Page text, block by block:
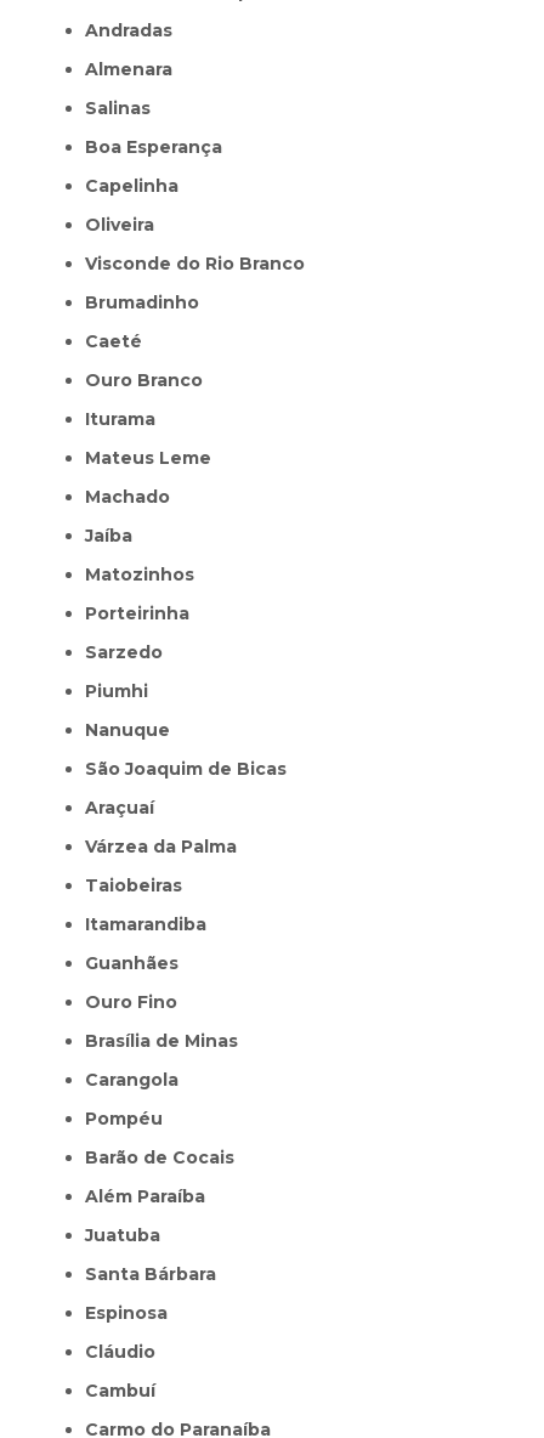
Andradas
Almenara
Salinas
Boa Esperança
Capelinha
Oliveira
Visconde do Rio Branco
Brumadinho
Caeté
Ouro Branco
Iturama
Mateus Leme
Machado
Jaíba
Matozinhos
Porteirinha
Sarzedo
Piumhi
Nanuque
São Joaquim de Bicas
Araçuaí
Várzea da Palma
Taiobeiras
Itamarandiba
Guanhães
Ouro Fino
Brasília de Minas
Carangola
Pompéu
Barão de Cocais
Além Paraíba
Juatuba
Santa Bárbara
Espinosa
Cláudio
Cambuí
Carmo do Paranaíba